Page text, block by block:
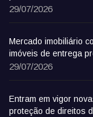
29/07/2026
Mercado imobiliário
imóveis de entrega
29/07/2026
Entram em vigor
proteção de direitos